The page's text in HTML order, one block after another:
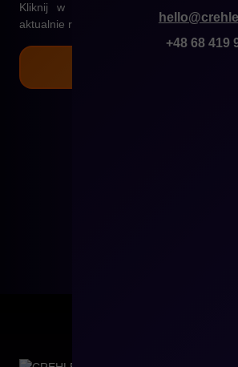
+48 68 419
Kliknij w poniższy link, by zobaczyć
aktualnie rekrutujemy!